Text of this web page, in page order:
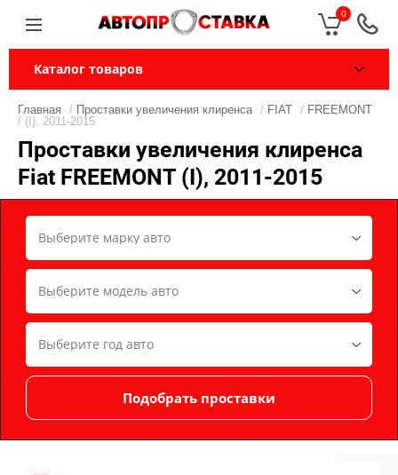
0
Каталог товаров
Главная / Проставки увеличения клиренса / FIAT / FREEMONT
/ (I), 2011-2015
Проставки увеличения клиренса
Fiat FREEMONT (I), 2011-2015